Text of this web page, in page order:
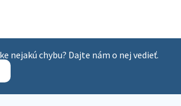
nejakú chybu? Dajte nám o nej vedieť.